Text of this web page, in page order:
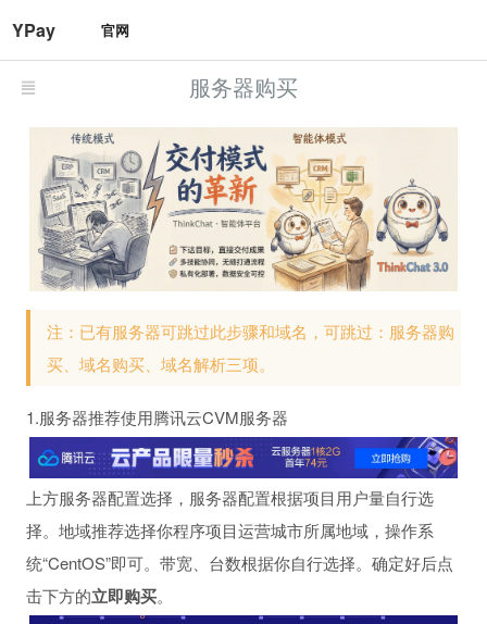
YPay 官网
服务器购买
注：已有服务器可跳过此步骤和域名，可跳过：服务器购
买、域名购买、域名解析三项。
1.服务器推荐使用腾讯云CVM服务器
上方服务器配置选择，服务器配置根据项目用户量自行选
择。地域推荐选择你程序项目运营城市所属地域，操作系
统“CentOS”即可。带宽、台数根据你自行选择。确定好后点
击下方的立即购买。